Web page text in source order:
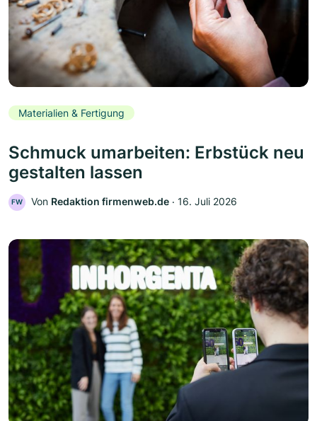
Materialien & Fertigung
Schmuck umarbeiten: Erbstück neu
gestalten lassen
FW Von Redaktion firmenweb.de ‧ 16. Juli 2026